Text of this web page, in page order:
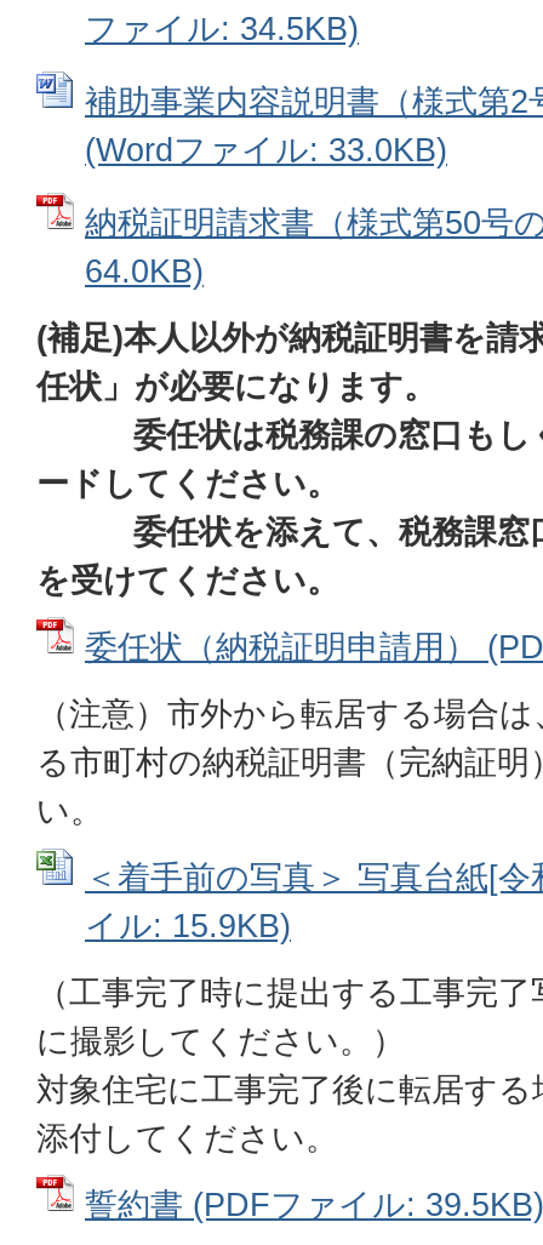
ファイル: 34.5KB)
補助事業内容説明書（様式第2
(Wordファイル: 33.0KB)
納税証明請求書（様式第50号
64.0KB)
(補足)本人以外が納税証明書を請
任状」が必要になります。
委任状は税務課の窓口もし
ードしてください。
委任状を添えて、税務課窓
を受けてください。
委任状（納税証明申請用）
（注意）市外から転居する場合
る市町村の納税証明書（完納証
い。
＜着手前の写真＞ 写真台紙[
イル: 15.9KB)
（工事完了時に提出する工事完
に撮影してください。）
対象住宅に工事完了後に転居す
添付してください。
誓約書 (PDFファイル: 39.5KB)